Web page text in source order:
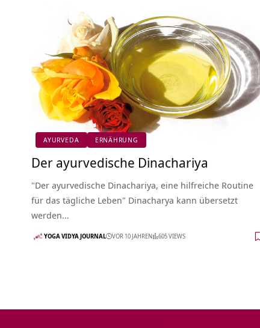
AYURVEDA ERNÄHRUNG
Der ayurvedische Dinachariya
"Der ayurvedische Dinachariya, eine hilfreiche Routine
für das tägliche Leben" Dinacharya kann übersetzt
werden…
YOGA VIDYA JOURNAL VOR 10 JAHREN 605 VIEWS